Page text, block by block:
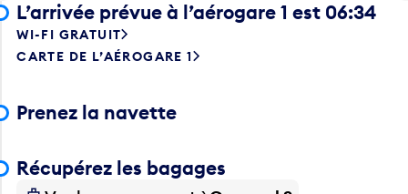
WI-FI GRATUIT
CARTE DE L’AÉROGARE 1
Vos bagages seront àCarousel 2